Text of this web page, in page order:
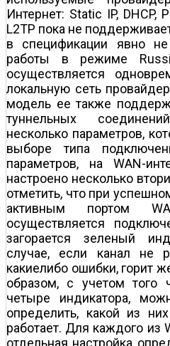
Интернет: Static IP, DHCP,
L2TP пока не
в спецификации явно
работы в режиме
осуществляется
локальную сеть
модель ее также
туннельных
несколько параметров,
выборе типа
параметров, на WAN-
настроено несколько
отметить, что при
активным портом
осуществляется
загорается зеленый
случае, если канал не
какие­либо ошибки, горит
образом, с учетом того
четыре индикатора,
определить, какой из
работает. Для каждого из
отдельная настройка